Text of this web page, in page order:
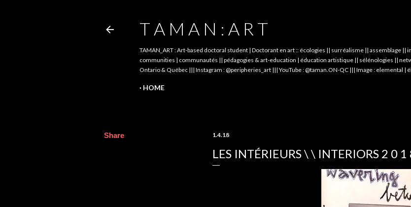
T A M A N : A R T
TAMAN_ART : Art-based doctoral student | Doctorant en art :: écologies || surréalisme || assemblage ||
communities | communautés || pédagogies & art-education | éducation artistique || sélénologies ||
Ontario & Québec ||| Instagram : @peripheries_art ||| YouTube : @taman.ON-QC ||| Image : elemental |
HOME
Share 1.4.18
LES INTÉRIEURS \ \ INTERIORS 2 0 1